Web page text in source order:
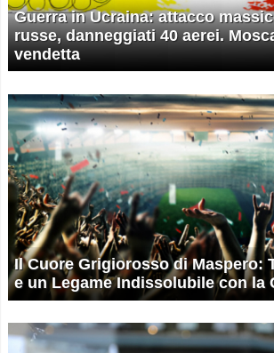
Guerra in Ucraina: attacco
russe, danneggiati 40 aerei.
vendetta
Il Cuore Grigiorosso di Maspero:
e un Legame Indissolubile con la